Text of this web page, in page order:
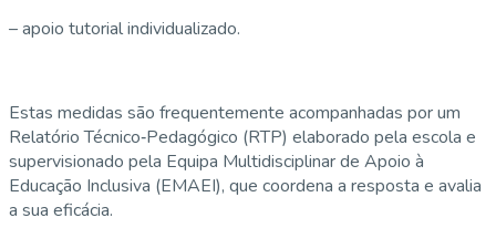
– apoio tutorial individualizado.
Estas medidas são frequentemente acompanhadas por um
Relatório Técnico‑Pedagógico (RTP) elaborado pela escola e
supervisionado pela Equipa Multidisciplinar de Apoio à
Educação Inclusiva (EMAEI), que coordena a resposta e avalia
a sua eficácia.